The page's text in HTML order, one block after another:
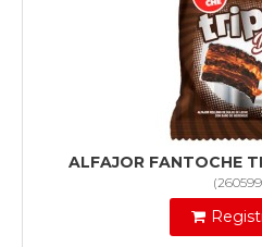
ALFAJOR FANTOCHE
(